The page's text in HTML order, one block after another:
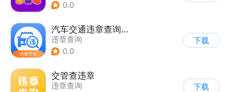
0.0
汽车交通违章查询助手
违章查询
0.0
下载
交管查违章
违章查询
下载